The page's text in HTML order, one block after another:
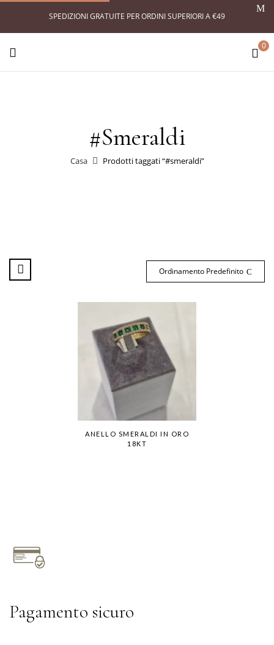
SPEDIZIONI GRATUITE PER ORDINI SUPERIORI A €49
0
#smeraldi
Casa Prodotti taggati “#smeraldi”
Ordinamento Predefinito
ANELLO SMERALDI IN ORO
18KT
Pagamento sicuro